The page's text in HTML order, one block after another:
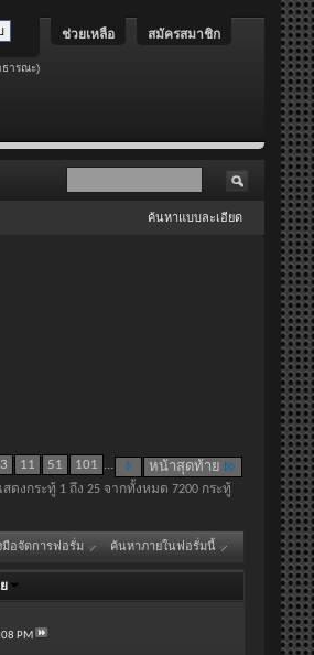
สมัครสมาชิก
ช่วยเหลือ
ธารณะ)
ค้นหาแบบละเอียด
3 11 51 101 ... หน้าสุดท้าย
สดงกระทู้ 1 ถึง 25 จากทั้งหมด 7200 กระทู้
มือจัดการฟอรั่ม ค้นหาภายในฟอรั่มนี้
PM